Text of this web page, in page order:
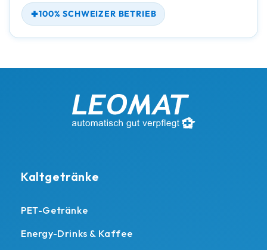
100% SCHWEIZER BETRIEB
Kaltgetränke
PET-Getränke
Energy-Drinks & Kaffee